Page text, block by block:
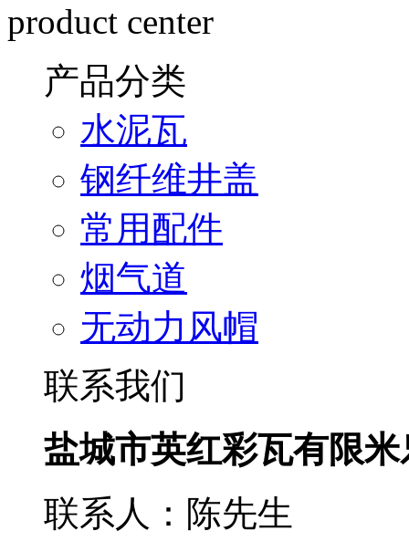
product center
产品分类
水泥瓦
钢纤维井盖
常用配件
烟气道
无动力风帽
联系我们
盐城市英红彩瓦有限
联系人：陈先生